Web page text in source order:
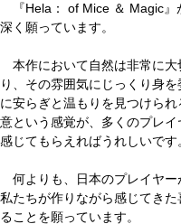
『Hela： of Mice ＆ Magic』
深く願っています。
本作において自然は非常に大
り、その雰囲気にじっくり身
に安らぎと温もりを見つけら
意という感覚が、多くのプレ
感じてもらえればうれしいです
何よりも、日本のプレイヤー
私たちが作りながら感じてき
ることを願っています。